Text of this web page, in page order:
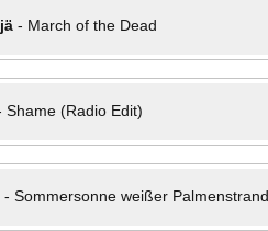
- March of the Dead
Shame (Radio Edit)
- Sommersonne weißer Palmenstrand